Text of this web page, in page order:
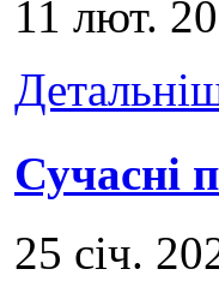
11 лют.
Сучасні
25 січ.